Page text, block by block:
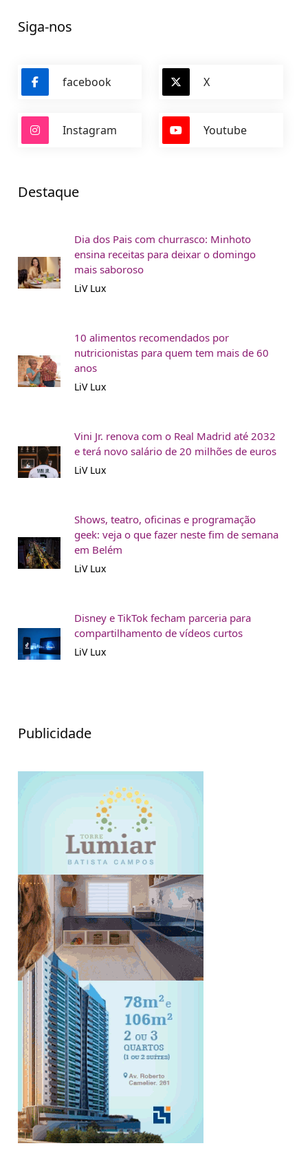
Siga-nos
facebook X
Instagram Youtube
Destaque
Dia dos Pais com churrasco: Minhoto
ensina receitas para deixar o domingo
mais saboroso
LiV Lux
10 alimentos recomendados por
nutricionistas para quem tem mais de 60
anos
LiV Lux
Vini Jr. renova com o Real Madrid até 2032
e terá novo salário de 20 milhões de euros
LiV Lux
Shows, teatro, oficinas e programação
geek: veja o que fazer neste fim de semana
em Belém
LiV Lux
Disney e TikTok fecham parceria para
compartilhamento de vídeos curtos
LiV Lux
Publicidade